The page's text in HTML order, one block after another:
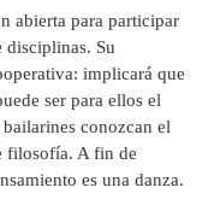
abierta para participar
disciplinas. Su
implicará que
ser para ellos el
conozcan el
filosofía. A fin de
es una danza.